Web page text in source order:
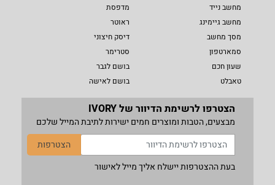
מחשב נייד
מחשב גיימינג
מסך מחשב
סמארטפון
שעון חכם
טאבלט
מדפסת
ראוטר
דיסק חיצוני
סטרימר
בושם לגבר
בושם לאישה
הצטרפו לרשימת הדיוור של IVORY
מבצעים, הטבות ומוצרים חמים ישירות לתיבת המייל שלכם
הצטרפות
בעת ההצטרפות יישלח אליך מייל לאישור